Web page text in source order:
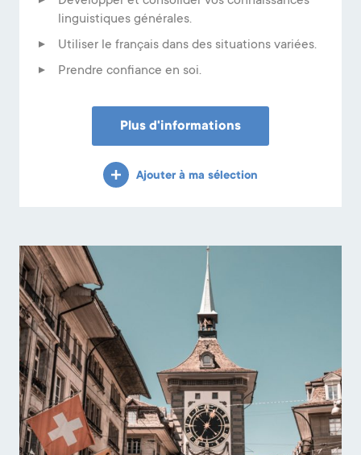
linguistiques générales.
Utiliser le français dans des situations variées.
Prendre confiance en soi.
Plus d'informations
Ajouter à ma sélection